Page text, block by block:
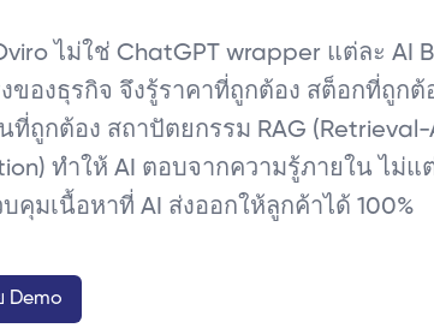
ไม่ใช่ ChatGPT wrapper แต่ละ AI
ของธุรกิจ จึงรู้ราคาที่ถูกต้อง สต็อกที่ถูกต้
ที่ถูกต้อง สถาปัตยกรรม RAG
ทำให้ AI ตอบจากความรู้ภายใน ไม่แ
คุมเนื้อหาที่ AI ส่งออกให้ลูกค้าได้ 100%
Demo